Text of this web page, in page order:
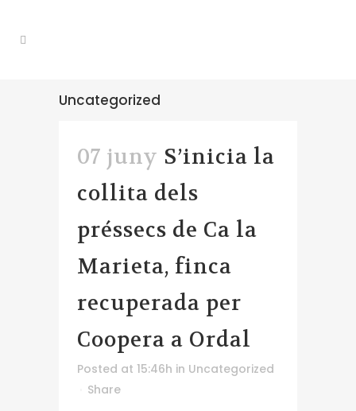
Uncategorized
07 juny S’inicia la
collita dels
préssecs de Ca la
Marieta, finca
recuperada per
Coopera a Ordal
Posted at 15:46h in Uncategorized
Share